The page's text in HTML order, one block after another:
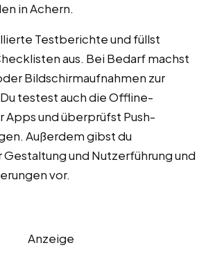
in Achern.
Testberichte und füllst
aus. Bei Bedarf machst
Bildschirmaufnahmen zur
testest auch die Offline-
Apps und überprüfst Push-
Außerdem gibst du
Gestaltung und Nutzerführung und
vor.
Anzeige